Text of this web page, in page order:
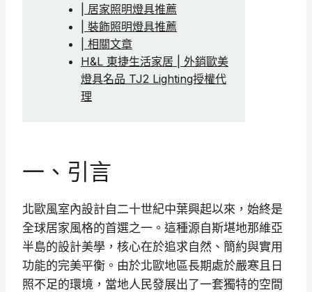
| 居家照明燈具推薦
| 裝飾照明燈具推薦
| 相關文章
H&L 東捷生活家居 | 外銷歐美
燈具名品 TJ2 Lighting授權代
理
一、引言
北歐風室內設計自二十世紀中葉興起以來，始終是
全球居家風格的首選之一。這種源自斯堪地那維亞
半島的設計美學，核心在於追求自然、簡約與實用
功能的完美平衡。由於北歐地區長期處於嚴寒且日
照不足的環境，當地人民發展出了一套獨特的空間